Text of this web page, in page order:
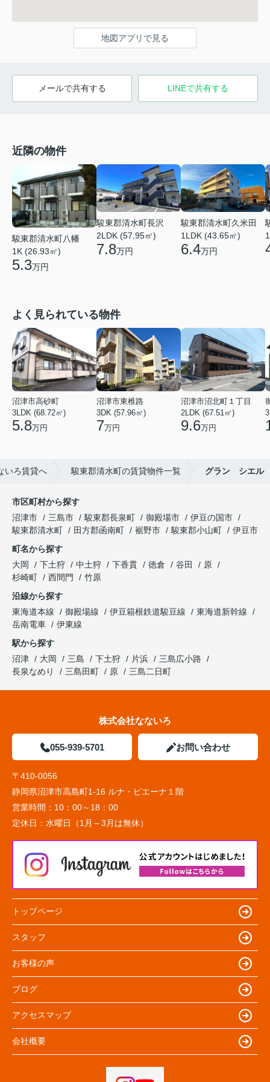
地図アプリで見る
メールで共有する LINEで共有する
近隣の物件
駿東郡清水町八幡
1K (26.93㎡)
5.3万円
駿東郡清水町長沢
2LDK (57.95㎡)
7.8万円
駿東郡清水町久米田
1LDK (43.65㎡)
6.4万円
よく見られている物件
沼津市高砂町
3LDK (68.72㎡)
5.8万円
沼津市東椎路
3DK (57.96㎡)
7万円
沼津市沼北町１丁目
2LDK (67.51㎡)
9.6万円
いろ賃貸へ 駿東郡清水町の賃貸物件一覧 グラン シエル
市区町村から探す
沼津市
三島市 駿東郡長泉町 御殿場市
伊豆の国市
駿東郡清水町
田方郡函南町 裾野市 駿東郡小山町
伊豆市
町名から探す
大岡
下土狩 中土狩 下香貫 徳倉 谷田
原
杉崎町
西間門
竹原
沿線から探す
東海道本線
御殿場線 伊豆箱根鉄道駿豆線
東海道新幹線
岳南電車
伊東線
駅から探す
沼津
大岡 三島 下土狩 片浜
三島広小路
長泉なめり
三島田町 原 三島二日町
株式会社なないろ
055-939-5701 お問い合わせ
〒410-0056
静岡県沼津市高島町1-16 ルナ・ピエーナ１階
営業時間： 10：00～18：00
定休日： 水曜日（1月～3月は無休）
トップページ
スタッフ
お客様の声
ブログ
アクセスマップ
会社概要